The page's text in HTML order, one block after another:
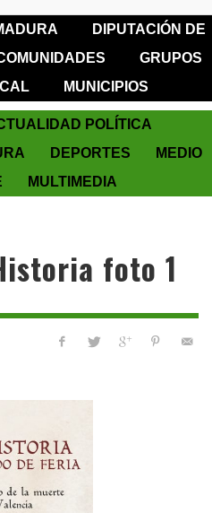
DIPUTACIÓN DE
GRUPOS
MUNICIPIOS
POLÍTICA
DEPORTES
MEDIO
MULTIMEDIA
foto 1